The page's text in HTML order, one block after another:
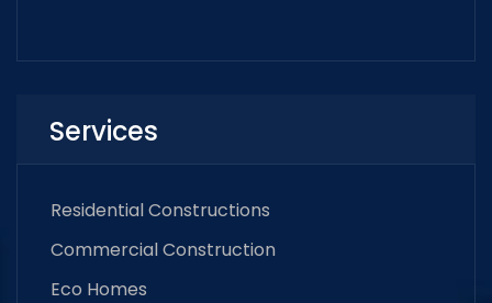
Services
Residential Constructions
Commercial Construction
Eco Homes